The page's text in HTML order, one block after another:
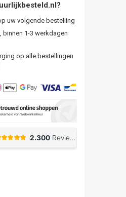
uw volgende bestelling
, binnen 1-3 werkdagen
op alle bestellingen